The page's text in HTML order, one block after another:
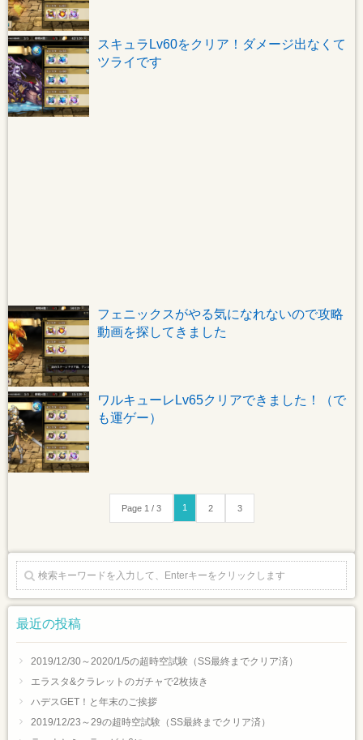
スキュラLv60をクリア！ダメージ出なくて
ツライです
フェニックスがやる気になれないので攻略
動画を探してきました
ワルキューレLv65クリアできました！（で
も運ゲー）
Page 1 / 3 1 2 3
最近の投稿
2019/12/30～2020/1/5の超時空試験（SS最終までクリア済）
エラスタ&クラレットのガチャで2枚抜き
ハデスGET！と年末のご挨拶
2019/12/23～29の超時空試験（SS最終までクリア済）